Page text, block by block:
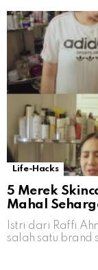
Life-Hacks
5 Merek
Mahal
Istri dari Raffi
salah satu brand